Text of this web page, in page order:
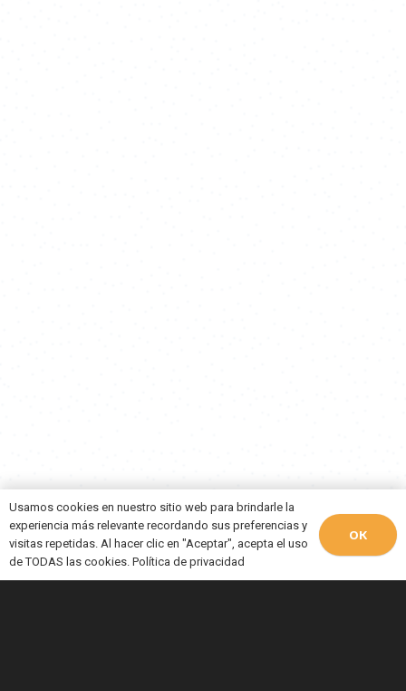
Usamos cookies en nuestro sitio web para brindarle la
experiencia más relevante recordando sus preferencias y
visitas repetidas. Al hacer clic en "Aceptar", acepta el uso
de TODAS las cookies. Política de privacidad
OK